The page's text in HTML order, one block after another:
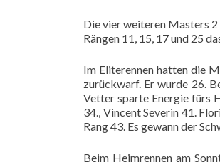
Die vier weiteren Masters 2
Rängen 11, 15, 17 und 25
Im Eliterennen hatten die
zurückwarf. Er wurde 26.
Vetter sparte Energie fürs
34., Vincent Severin 41.
Rang 43. Es gewann der
Beim Heimrennen am